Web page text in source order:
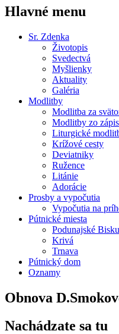
Hlavné menu
Sr. Zdenka
Životopis
Svedectvá
Myšlienky
Aktuality
Galéria
Modlitby
Modlitba za
Modlitby zo
Liturgické
Krížové cesty
Deviatniky
Ružence
Litánie
Adorácie
Prosby a vypočutia
Vypočutia na
Pútnické miesta
Podunajské
Krivá
Trnava
Pútnický dom
Oznamy
Obnova
Nachádzate sa tu